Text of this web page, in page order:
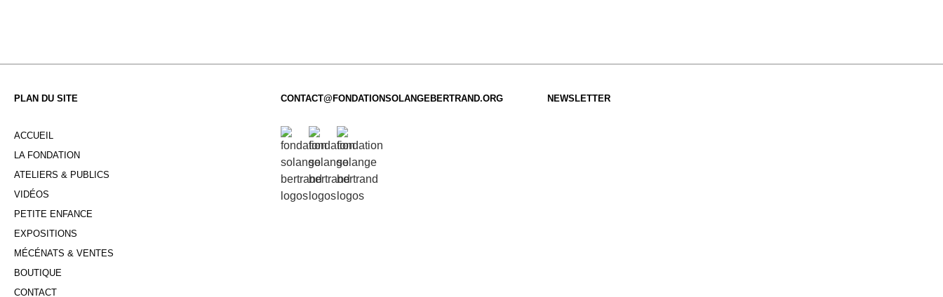
PLAN DU SITE
ACCUEIL
LA FONDATION
ATELIERS & PUBLICS
VIDÉOS
PETITE ENFANCE
EXPOSITIONS
MÉCÉNATS & VENTES
BOUTIQUE
CONTACT
CONTACT@FONDATIONSOLANGEBERTRAND.ORG NEWSLETTER